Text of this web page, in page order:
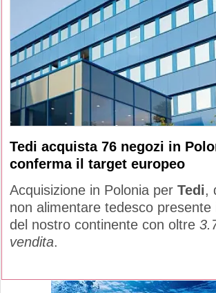
Tedi acquista 76 negozi in
conferma il target europeo
Acquisizione in Polonia per Tedi,
non alimentare tedesco presente
del nostro continente con oltre
vendita.